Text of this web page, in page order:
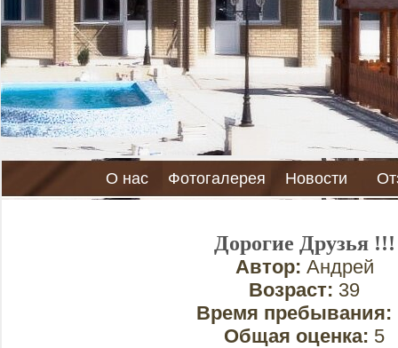
О нас Фотогалерея Новости
Дорогие Друзья !!!
Автор: Андрей
Возраст: 39
Время пребывания:
Общая оценка: 5